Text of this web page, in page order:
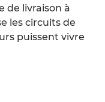
de livraison à
les circuits de
puissent vivre